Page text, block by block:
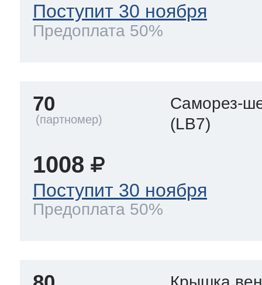
Поступит 30 ноября
Предоплата 50%
70
Саморез-
(LB7)
1008
Поступит 30 ноября
Предоплата 50%